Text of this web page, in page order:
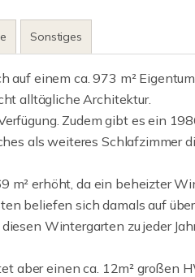
Sonstiges
auf einem ca. 973 m²
alltägliche Architektur.
Zudem gibt es ein
als weiteres Schlafzimmer
m² erhöht, da ein beheizter
beliefen sich damals auf
Wintergarten zu jeder
aber einen ca. 12m² großen